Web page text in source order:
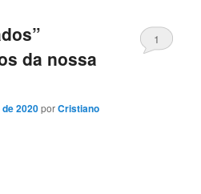
da nossa
2020porCristiano
1